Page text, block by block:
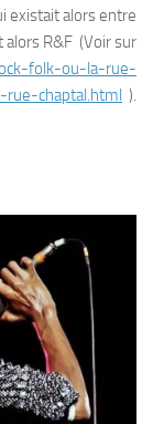
existait alors entre
alors R&F (Voir sur
folk-ou-la-rue-
chaptal.html ).